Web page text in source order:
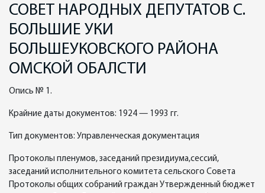
СОВЕТ НАРОДНЫХ ДЕПУТАТОВ С.
БОЛЬШИЕ УКИ
БОЛЬШЕУКОВСКОГО РАЙОНА
ОМСКОЙ ОБАЛСТИ
Опись № 1.
Крайние даты документов: 1924 — 1993 гг.
Тип документов: Управленческая документация
Протоколы пленумов, заседаний президиума,сессий,
заседаний исполнительного комитета сельского Совета
Протоколы общих собраний граждан Утвержденный бюджет